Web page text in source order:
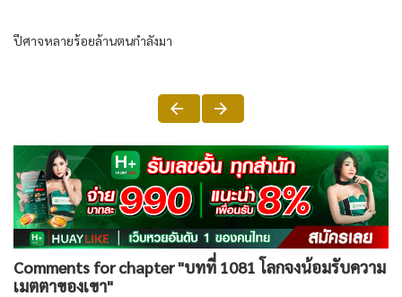
ปีศาจหลายร้อยล้านตนกำลังมา
Comments for chapter "บทที่ 1081 โลกจงน้อมรับความ
เมตตาของเขา"